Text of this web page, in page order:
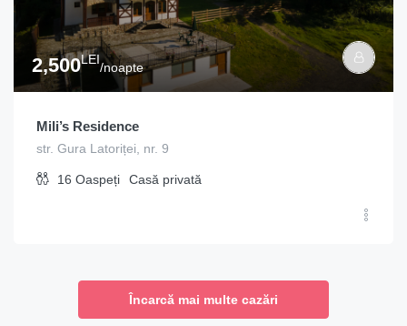
2,500LEI
/noapte
Mili’s Residence
str. Gura Latoriței, nr. 9
16 Oaspeți Casă privată
Încarcă mai multe cazări